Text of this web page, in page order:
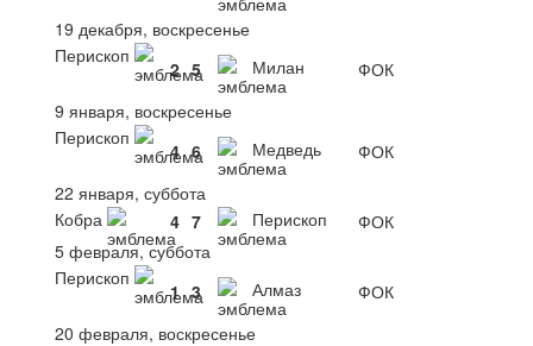
19 декабря, воскресенье
Перископ
2 5 Милан
ФОК
9 января, воскресенье
Перископ
4 6 Медведь
ФОК
22 января, суббота
Кобра
4 7 Перископ
ФОК
5 февраля, суббота
Перископ
1 3 Алмаз
ФОК
20 февраля, воскресенье